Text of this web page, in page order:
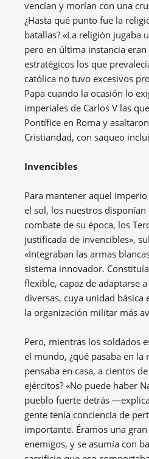
vencían y morían con una
¿Hasta qué punto fue la
batallas? «La religión jugaba
pero en última instancia
estratégicos los que
católica no tuvo excesivos
Papa cuando la ocasión lo
imperiales de Carlos V las
Pontífice en Roma y
Cristiandad, con saqueo
Invencibles
Para mantener aquel
el sol, los nuestros
combate de su época, los
justificada de invencibles»,
«Integraban las armas
sistema innovador.
flexible, capaz de adaptarse
diversas, cuya unidad básica
la organización militar más
Pero, mientras los soldados
el mundo, ¿qué pasaba en la
pensaba en casa, a cientos
ejércitos? «No puede haber
pueblo fuerte detrás
gente tenía conciencia de
importante. Éramos una
enemigos, y se asumía con